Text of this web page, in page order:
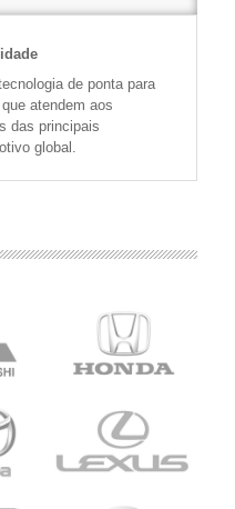
de ponta para
atendem aos
das principais
global.